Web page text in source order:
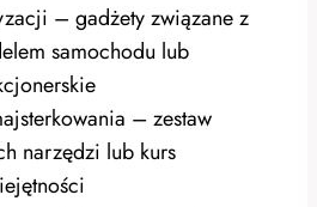
– gadżety związane z
samochodu lub
– zestaw
narzędzi lub kurs